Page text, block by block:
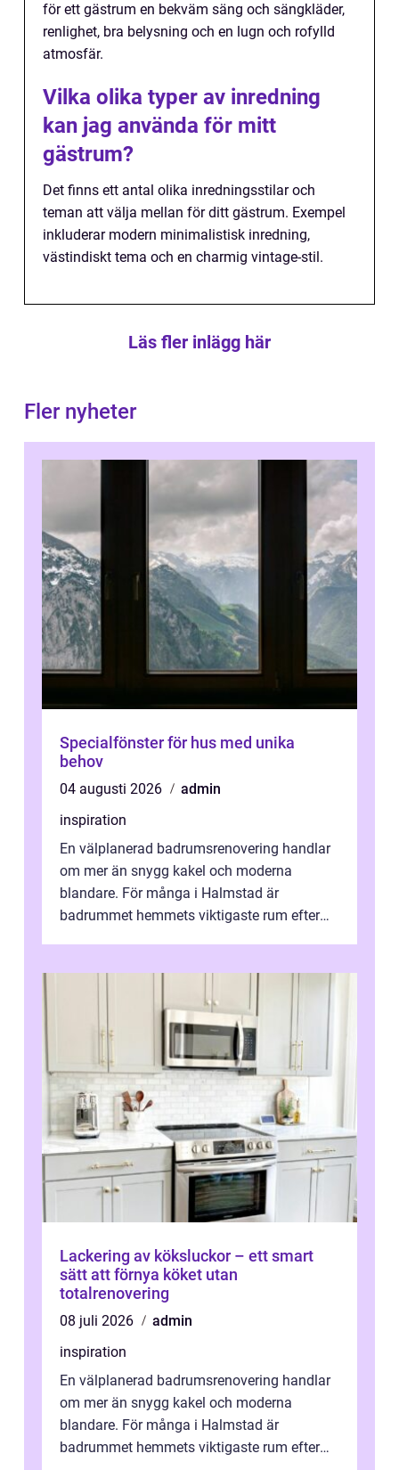
för ett gästrum en bekväm säng och sängkläder,
renlighet, bra belysning och en lugn och rofylld
atmosfär.
Vilka olika typer av inredning
kan jag använda för mitt
gästrum?
Det finns ett antal olika inredningsstilar och
teman att välja mellan för ditt gästrum. Exempel
inkluderar modern minimalistisk inredning,
västindiskt tema och en charmig vintage-stil.
Läs fler inlägg här
Fler nyheter
Specialfönster för hus med unika
behov
04 augusti 2026
admin
inspiration
En välplanerad badrumsrenovering handlar
om mer än snygg kakel och moderna
blandare. För många i Halmstad är
badrummet hemmets viktigaste rum efter
Lackering av köksluckor – ett smart
sätt att förnya köket utan
totalrenovering
08 juli 2026
admin
inspiration
En välplanerad badrumsrenovering handlar
om mer än snygg kakel och moderna
blandare. För många i Halmstad är
badrummet hemmets viktigaste rum efter